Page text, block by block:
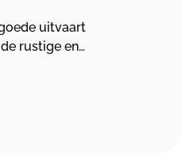
uitvaart
rustige en…